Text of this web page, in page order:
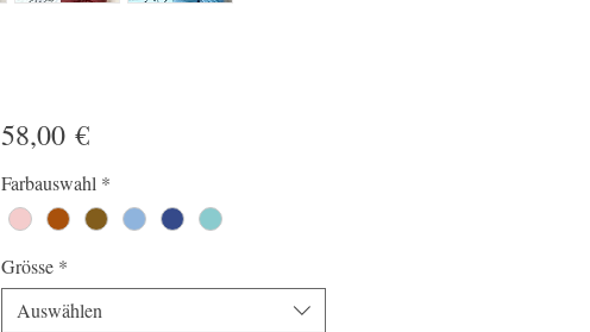
58,00 €Preis
Farbauswahl *
Grösse *
Auswählen